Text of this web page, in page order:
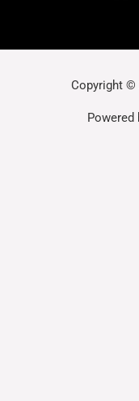
Copyright ©
Powered